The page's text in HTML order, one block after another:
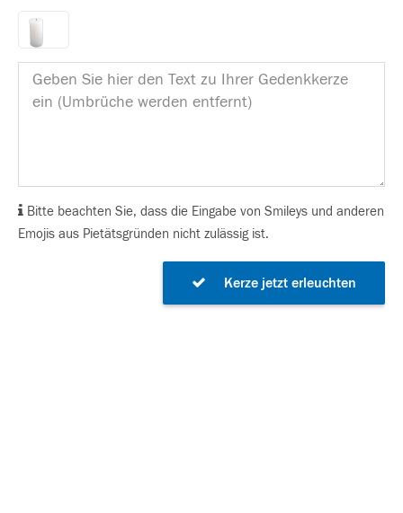
Bitte beachten Sie, dass die Eingabe von Smileys und anderen
Emojis aus Pietätsgründen nicht zulässig ist.
Kerze jetzt erleuchten